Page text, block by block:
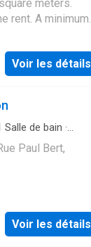
meters.
rent. A minimum
Voir les détails
Salle de bain ·
Paul Bert,
Voir les détails